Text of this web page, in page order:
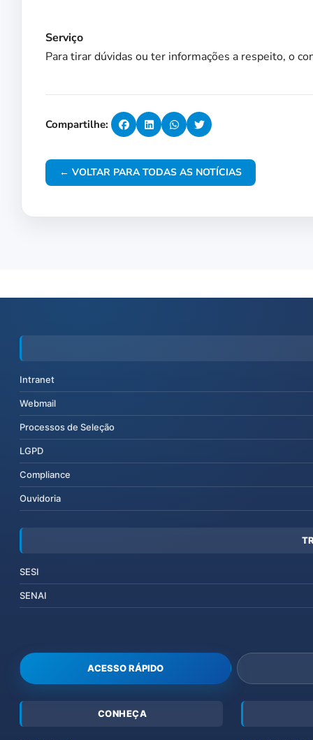
Serviço
Para tirar dúvidas ou ter informações a respeito, o
Compartilhe:
← VOLTAR PARA TODAS AS NOTÍCIAS
Intranet
Webmail
Processos de Seleção
LGPD
Compliance
Ouvidoria
SESI
SENAI
ACESSO RÁPIDO
CONHEÇA